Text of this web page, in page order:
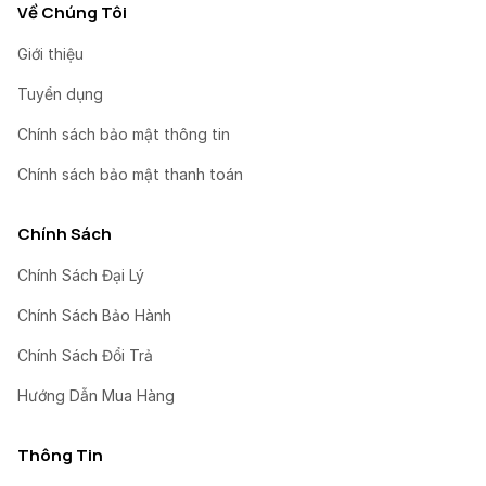
Về Chúng Tôi
Giới thiệu
Tuyển dụng
Chính sách bảo mật thông tin
Chính sách bảo mật thanh toán
Chính Sách
Chính Sách Đại Lý
Chính Sách Bảo Hành
Chính Sách Đổi Trả
Hướng Dẫn Mua Hàng
Thông Tin